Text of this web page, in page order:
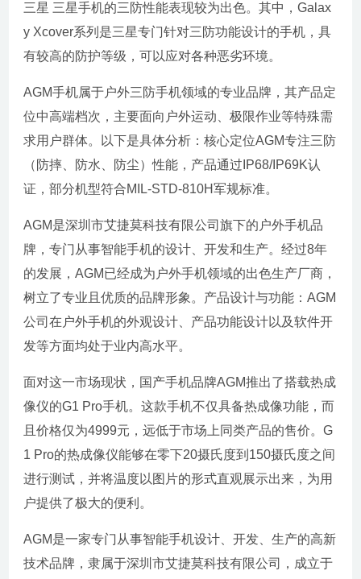
三星 三星手机的三防性能表现较为出色。其中，Galax
y Xcover系列是三星专门针对三防功能设计的手机，具
有较高的防护等级，可以应对各种恶劣环境。
AGM手机属于户外三防手机领域的专业品牌，其产品定
位中高端档次，主要面向户外运动、极限作业等特殊需
求用户群体。以下是具体分析：核心定位AGM专注三防
（防摔、防水、防尘）性能，产品通过IP68/IP69K认
证，部分机型符合MIL-STD-810H军规标准。
AGM是深圳市艾捷莫科技有限公司旗下的户外手机品
牌，专门从事智能手机的设计、开发和生产。经过8年
的发展，AGM已经成为户外手机领域的出色生产厂商，
树立了专业且优质的品牌形象。产品设计与功能：AGM
公司在户外手机的外观设计、产品功能设计以及软件开
发等方面均处于业内高水平。
面对这一市场现状，国产手机品牌AGM推出了搭载热成
像仪的G1 Pro手机。这款手机不仅具备热成像功能，而
且价格仅为4999元，远低于市场上同类产品的售价。G
1 Pro的热成像仪能够在零下20摄氏度到150摄氏度之间
进行测试，并将温度以图片的形式直观展示出来，为用
户提供了极大的便利。
AGM是一家专门从事智能手机设计、开发、生产的高新
技术品牌，隶属于深圳市艾捷莫科技有限公司，成立于